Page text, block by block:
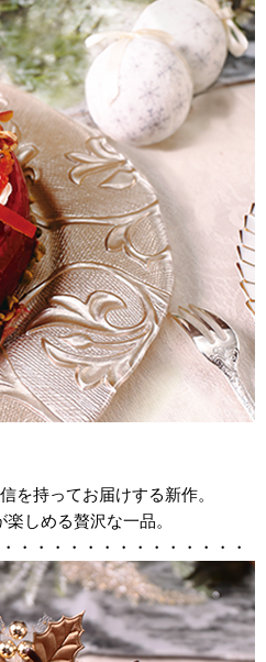
を持ってお届けする新作。
しめる贅沢な一品。
・・・・・・・・・・・・・・